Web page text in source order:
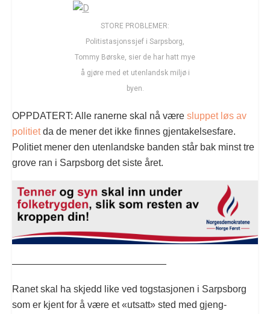
STORE PROBLEMER:
Politistasjonssjef i Sarpsborg,
Tommy Børske, sier de har hatt mye
å gjøre med et utenlandsk miljø i
byen.
OPPDATERT: Alle ranerne skal nå være sluppet løs av
politietda de mener det ikke finnes gjentakelsesfare.
Politiet mener den utenlandske banden står bak minst tre
grove ran i Sarpsborg det siste året.
————————————————
Ranet skal ha skjedd like ved togstasjonen i Sarpsborg
som er kjent for å være et «utsatt» sted med gjeng-